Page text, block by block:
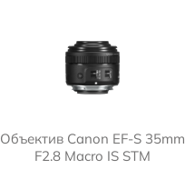
Объектив Canon EF-S 35mm
F2.8 Macro IS STM